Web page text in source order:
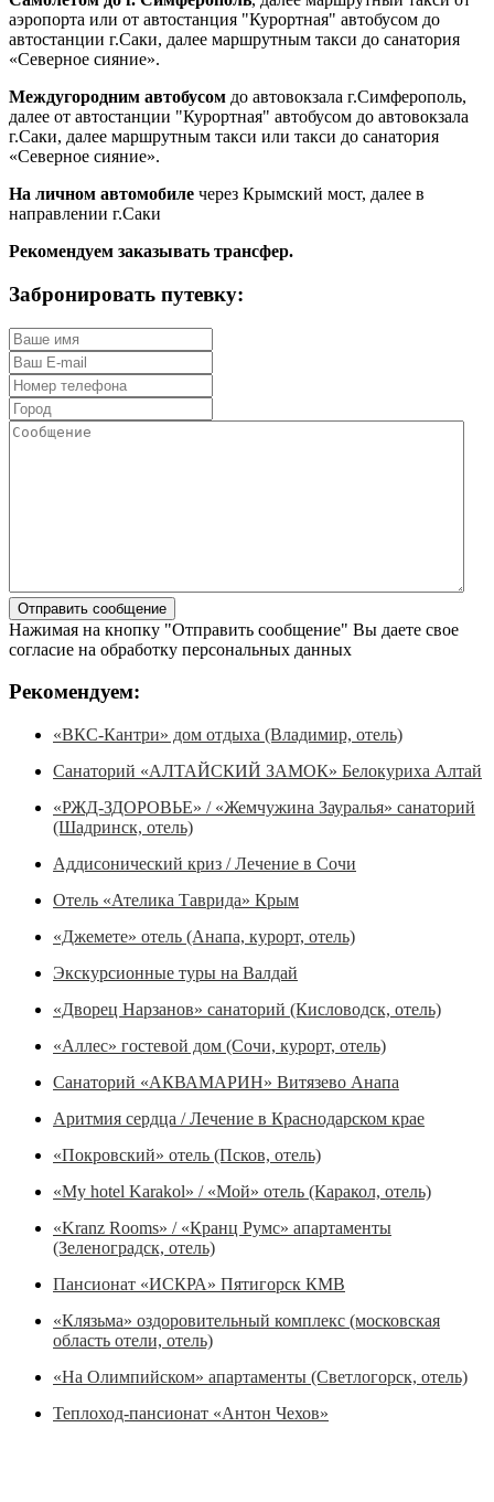
аэропорта или от автостанция "Курортная" автобусом до
автостанции г.Саки, далее маршрутным такси до санатория
«Северное сияние».
Междугородним автобусом до автовокзала г.Симферополь,
далее от автостанции "Курортная" автобусом до автовокзала
г.Саки, далее маршрутным такси или такси до санатория
«Северное сияние».
На личном автомобиле через Крымский мост, далее в
направлении г.Саки
Рекомендуем заказывать трансфер.
Забронировать путевку:
Нажимая на кнопку "Отправить сообщение" Вы даете свое
согласие на обработку персональных данных
Рекомендуем:
«ВКС-Кантри» дом отдыха (Владимир, отель)
Санаторий «АЛТАЙСКИЙ ЗАМОК» Белокуриха Алтай
«РЖД-ЗДОРОВЬЕ» / «Жемчужина Зауралья» санаторий
(Шадринск, отель)
Аддисонический криз / Лечение в Сочи
Отель «Ателика Таврида» Крым
«Джемете» отель (Анапа, курорт, отель)
Экскурсионные туры на Валдай
«Дворец Нарзанов» санаторий (Кисловодск, отель)
«Аллес» гостевой дом (Сочи, курорт, отель)
Санаторий «АКВАМАРИН» Витязево Анапа
Аритмия сердца / Лечение в Краснодарском крае
«Покровский» отель (Псков, отель)
«My hotel Karakol» / «Мой» отель (Каракол, отель)
«Kranz Rooms» / «Кранц Румс» апартаменты
(Зеленоградск, отель)
Пансионат «ИСКРА» Пятигорск КМВ
«Клязьма» оздоровительный комплекс (московская
область отели, отель)
«На Олимпийском» апартаменты (Светлогорск, отель)
Теплоход-пансионат «Антон Чехов»